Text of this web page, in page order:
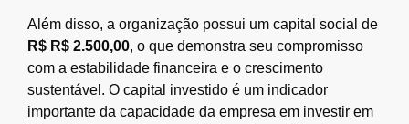
Além disso, a organização possui um capital social de
R$ R$ 2.500,00, o que demonstra seu compromisso
com a estabilidade financeira e o crescimento
sustentável. O capital investido é um indicador
importante da capacidade da empresa em investir em